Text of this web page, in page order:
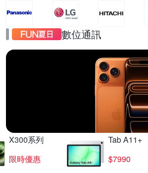
數位通訊
X300系列
限時優惠
Tab A11+
$7990